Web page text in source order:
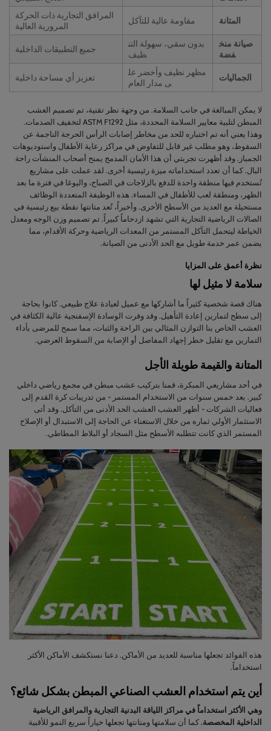
المتانة مقاومة عالية للتآكل
المرافق التجارية ذات الحركة
المرورية العالية
صيانة منخ
فضة
بدون سقي، سهولة التن
ظيف
جميع التطبيقات الداخلية
الجماليات
مظهر نظيف وأخضر عل
ى مدار العام
تعزيز أي مساحة داخلية
لا يمكن المبالغة في جانب السلامة. من وجهة نظر تقنية، تم تصميم العشب
المبطن لتلبية معايير السلامة المحددة، مثل ASTM F1292 لتخفيف الصدمات.
وهذا يعني أنه تم اختباره للحد من مخاطر إصابات الرأس الحرجة الناجمة عن
السقوط، وهو مطلب غير قابل للتفاوض في مراكز رعاية الأطفال واستوديوهات
الجمباز. وقد أظهرت تجربتي أن هذا الأمان المدمج يمنح أصحاب المنشآت راحة
البال. كما أن تعدد استخداماته ميزة رئيسية أخرى. لقد عملت على مشاريع
تُستخدم فيها منطقة واحدة للدفع بالزلاجات في الصباح، واليوغا في فترة ما بعد
الظهر، ومنطقة لعب للأطفال في المساء. هذه الوظيفة المتعددة الوظائف
مستحيلة مع العديد من الأسطح الأخرى. وأخيراً، تُعد متانتها نقطة بيع رئيسية في
الصالات الرياضية التجارية التي تشهد ازدحاماً كبيراً. تم تصميم وزن الوجه ومعدل
الخياطة ليتحمل التآكل المستمر من المعدات الرياضية وحركة الأقدام، مما
يضمن عمر خدمة طويل مع الحد الأدنى من الصيانة.
نظرة أعمق على المزايا
سلامة لا مثيل لها
هناك قصة شخصية كثيراً ما أشاركها مع عميل لعيادة علاج طبيعي. كانوا بحاجة
إلى سطح لتمارين إعادة التأهيل. وقد وفرت الوسادة الإسفنجية عالية الكثافة في
العشب الخاص بنا التوازن المثالي بين الراحة والثبات، مما سمح للمرضى بأداء
التمارين مع تقليل خطر إجهاد المفاصل أو الإصابة من السقوط العرضي.
المتانة والقيمة طويلة الأجل
في أحد مشاريعي المبكرة، قمنا بتركيب عشب مبطن في مجمع رياضي داخلي
كبير. بعد خمس سنوات من الاستخدام المستمر - من تدريبات كرة القدم إلى
فعاليات الشركات - أظهر العشب العشب الحد الأدنى من التآكل. وقد أتى
الاستثمار الأولي ثماره من خلال الاستغناء عن الحاجة إلى الاستبدال أو الإصلاح
المستمر الذي كانت تتطلبه الأسطح مثل السجاد أو البلاط المطاطي.
هذه الفوائد تجعلها مناسبة للعديد من الأماكن. دعنا نستكشف الأماكن الأكثر
استخداماً.
أين يتم استخدام العشب الصناعي المبطن بشكل شائع؟
وهي الأكثر استخداماً في مراكز اللياقة البدنية التجارية والمرافق الرياضية
الداخلية المخصصة. كما أن سلامتها ومتانتها تجعلها خياراً سريع النمو للأقبية